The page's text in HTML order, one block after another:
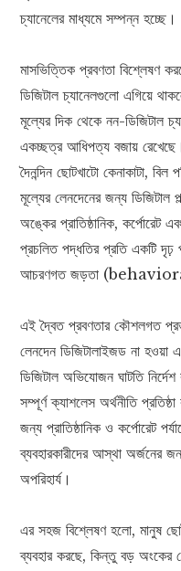
চ্যানেলের মাধ্যমে সম্পন্ন হচ্ছে।
মাসভিত্তিক প্রবণতা বিশ্লেষণ
ডিজিটাল চ্যানেলগুলো এগিয়ে
মূল্যের দিক থেকে নন-ডিজিটাল
একচ্ছত্র আধিপত্য বজায়
দৈনন্দিন ছোটখাটো কেনাকাটা,
মূল্যের লেনদেনের জন্য ডিজিটাল
অঙ্কের প্রাতিষ্ঠানিক, কর্পোরেট
প্রচলিত পদ্ধতির প্রতি একটি দৃঢ়
আচরণগত জড়তা
এই দ্বৈত প্রবণতার কৌশলগত
লেনদেন ডিজিটালাইজড না হওয়া
ডিজিটাল অভিযোজন ঘাটতি
সম্পূর্ণ ক্যাশলেস অর্থনীতি
জন্য প্রাতিষ্ঠানিক ও কর্পোরেট
ব্যবহারকারীদের আস্থা অর্জনের
অপরিহার্য।
এর সহজ বিশ্লেষণ হলো, মানুষ
ব্যবহার করছে, কিন্তু বড় অংকের